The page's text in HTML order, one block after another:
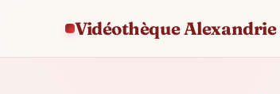
Vidéothèque Alexandrie